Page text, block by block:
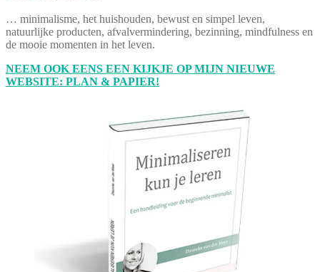
… minimalisme, het huishouden, bewust en simpel leven,
natuurlijke producten, afvalvermindering, bezinning, mindfulness en
de mooie momenten in het leven.
NEEM OOK EENS EEN KIJKJE OP MIJN NIEUWE
WEBSITE: PLAN & PAPIER!